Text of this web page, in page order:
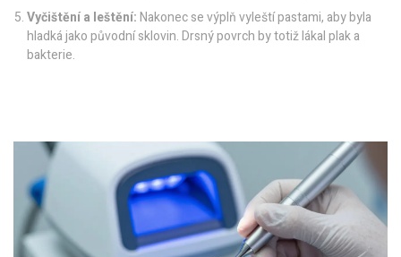
Vyčištění a leštění:Nakonec se výplň vyleští pastami, aby byla
hladká jako původní sklovin. Drsný povrch by totiž lákal plak a
bakterie.